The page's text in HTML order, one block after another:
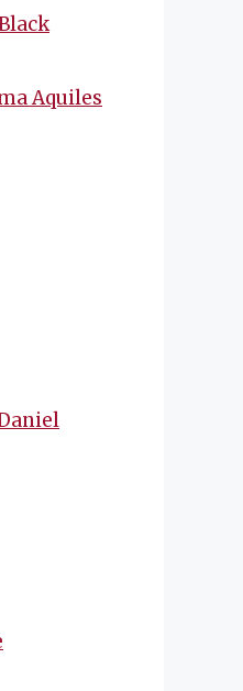
Aquiles